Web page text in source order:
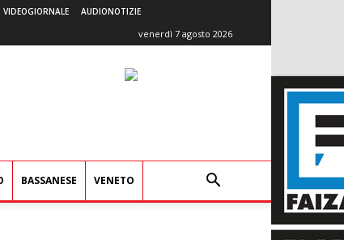
VIDEOGIORNALE AUDIONOTIZIE
venerdì 7 agosto 2026
BASSANESE VENETO